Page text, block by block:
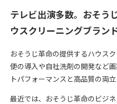
テレビ出演多数。おそう
ウスクリーニングブラン
おそうじ革命の提供するハウス
便の導入や自社洗剤の開発など
トパフォーマンスと高品質の両立
最近では、おそうじ革命のビジ